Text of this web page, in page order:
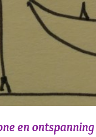
en ontspanning